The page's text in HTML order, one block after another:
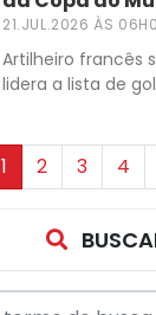
21.JUL.2026 ÀS
Artilheiro francês
lidera a lista de
1 2 3 4